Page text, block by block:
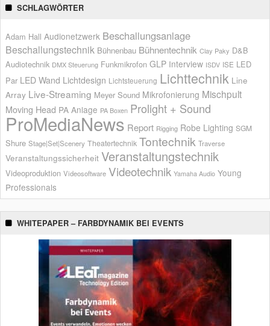
SCHLAGWÖRTER
Adam Hall Audionetzwerk Beschallungsanlage
Beschallungstechnik Bühnenbau Bühnentechnik Clay Paky D&B
Audiotechnik DMX Steuerung Funkmikrofon GLP Interview ISDV ISE LED
Par LED Wand Lichtdesign Lichtsteuerung Lichttechnik Line
Array Live-Streaming Meyer Sound Mikrofonierung Mischpult
Moving Head PA Anlage PA Boxen Prolight + Sound
ProMediaNews Report Rigging Robe Lighting SGM
Shure Stage|Set|Scenery Theatertechnik Tontechnik Traverse
Veranstaltungssicherheit Veranstaltungstechnik
Videoproduktion Videosoftware Videotechnik Yamaha Audio Young
Professionals
WHITEPAPER – FARBDYNAMIK BEI EVENTS